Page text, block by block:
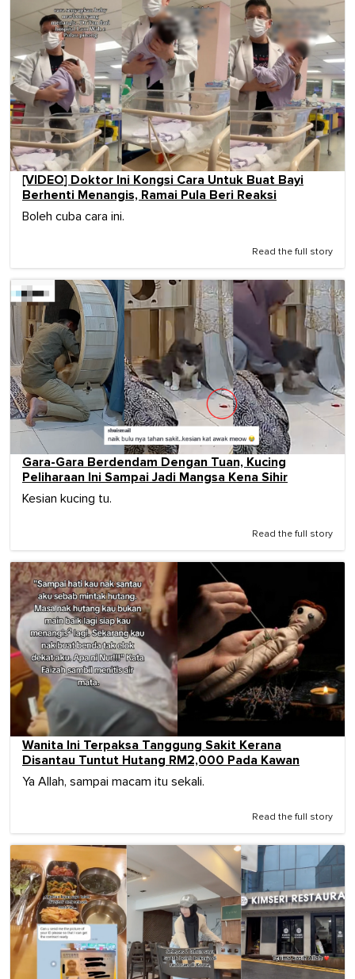
[VIDEO] Doktor Ini Kongsi Cara Untuk Buat Bayi
Berhenti Menangis, Ramai Pula Beri Reaksi
Boleh cuba cara ini.
Read the full story
Gara-Gara Berdendam Dengan Tuan, Kucing
Peliharaan Ini Sampai Jadi Mangsa Kena Sihir
Kesian kucing tu.
Read the full story
Wanita Ini Terpaksa Tanggung Sakit Kerana
Disantau Tuntut Hutang RM2,000 Pada Kawan
Ya Allah, sampai macam itu sekali.
Read the full story